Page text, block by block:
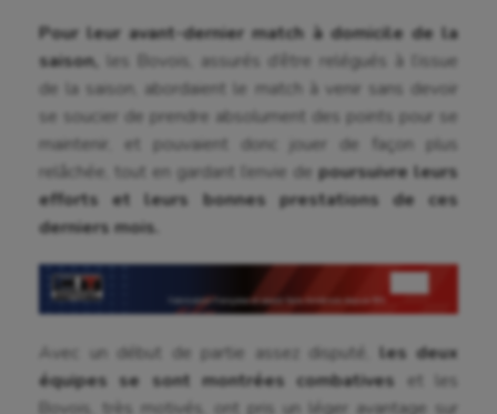
Pour leur avant-dernier match à domicile de la
saison,
les Bovois, assurés d’être relégués à l’issue
de la saison, abordaient le match à venir sans devoir
se soucier de prendre absolument des points pour se
maintenir, et pouvaient donc jouer de façon plus
relâchée, tout en gardant l’envie de poursuivre leurs
efforts et leurs bonnes prestations de ces
derniers mois.
Avec un début de partie assez disputé, les deux
équipes se sont montrées combatives et les
Bovois, très motivés, ont pris un léger avantage sur